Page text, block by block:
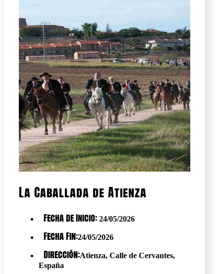
La Caballada de Atienza
Fecha de Inicio: 24/05/2026
Fecha Fin:24/05/2026
Dirección:Atienza, Calle de Cervantes,
España